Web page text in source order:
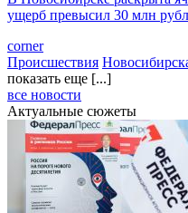
ущерб превысил 30 млн
corner
Происшествия
показать еще [...]
все новости
Актуальные сюжеты